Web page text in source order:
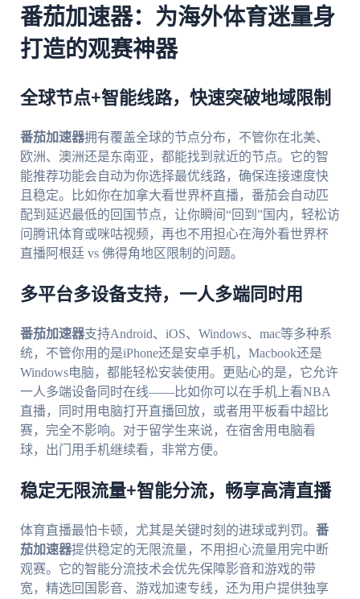
番茄加速器：为海外体育迷量身
打造的观赛神器
全球节点+智能线路，快速突破地域限制
番茄加速器拥有覆盖全球的节点分布，不管你在北美、
欧洲、澳洲还是东南亚，都能找到就近的节点。它的智
能推荐功能会自动为你选择最优线路，确保连接速度快
且稳定。比如你在加拿大看世界杯直播，番茄会自动匹
配到延迟最低的回国节点，让你瞬间“回到”国内，轻松访
问腾讯体育或咪咕视频，再也不用担心在海外看世界杯
直播阿根廷 vs 佛得角地区限制的问题。
多平台多设备支持，一人多端同时用
番茄加速器支持Android、iOS、Windows、mac等多种系
统，不管你用的是iPhone还是安卓手机，Macbook还是
Windows电脑，都能轻松安装使用。更贴心的是，它允许
一人多端设备同时在线——比如你可以在手机上看NBA
直播，同时用电脑打开直播回放，或者用平板看中超比
赛，完全不影响。对于留学生来说，在宿舍用电脑看
球，出门用手机继续看，非常方便。
稳定无限流量+智能分流，畅享高清直播
体育直播最怕卡顿，尤其是关键时刻的进球或判罚。 番
茄加速器提供稳定的无限流量，不用担心流量用完中断
观赛。它的智能分流技术会优先保障影音和游戏的带
宽，精选回国影音、游戏加速专线，还为用户提供独享